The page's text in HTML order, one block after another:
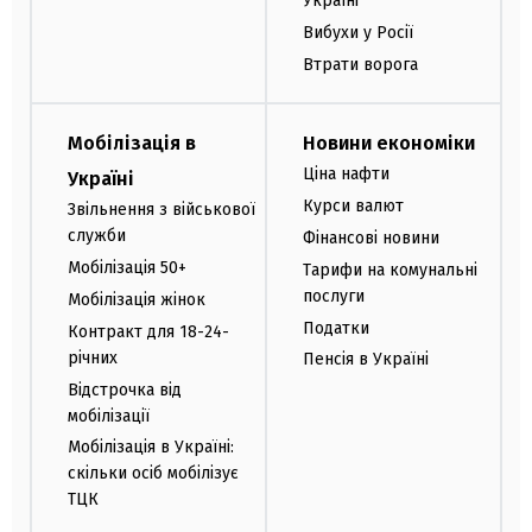
Вибухи у Росії
Втрати ворога
Мобілізація в
Україні
Звільнення з військової
служби
Мобілізація 50+
Мобілізація жінок
Контракт для 18-24-
річних
Відстрочка від
мобілізації
Мобілізація в Україні:
скільки осіб мобілізує
ТЦК
Новини економіки
Ціна нафти
Курси валют
Фінансові новини
Тарифи на комунальні
послуги
Податки
Пенсія в Україні